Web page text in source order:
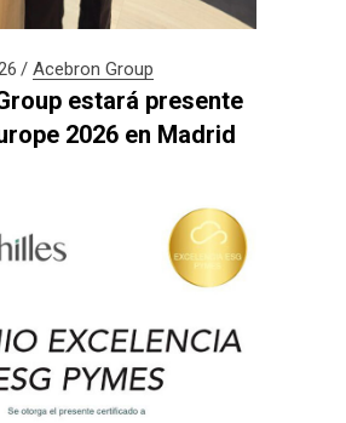
Acebron Group
estará presente
2026 en Madrid